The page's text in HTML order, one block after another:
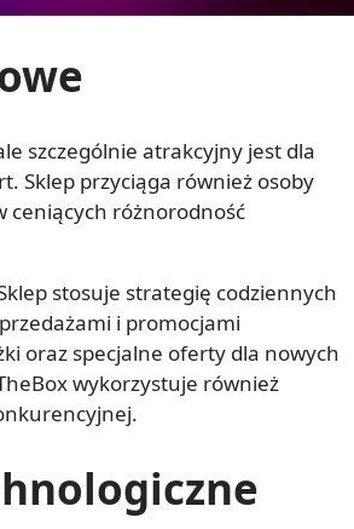
szczególnie atrakcyjny jest dla
Sklep przyciąga również osoby
ceniących różnorodność
stosuje strategię codziennych
i promocjami
oraz specjalne oferty dla nowych
wykorzystuje również